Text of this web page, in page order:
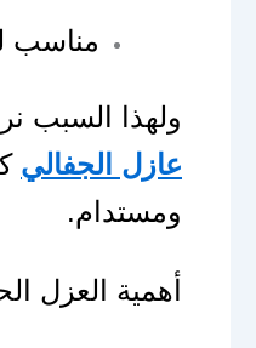
مناسب
ولهذا السبب
عازل الجفالي
ومستدام.
أهمية العزل